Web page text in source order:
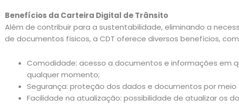
Benefícios da Carteira Digital de Trânsito
Além de contribuir para a sustentabilidade, eliminando a
de documentos físicos, a CDT oferece diversos benefícios,
Comodidade: acesso a documentos e informações em
qualquer momento;
Segurança: proteção dos dados e documentos por meio
Facilidade na atualização: possibilidade de atualizar os